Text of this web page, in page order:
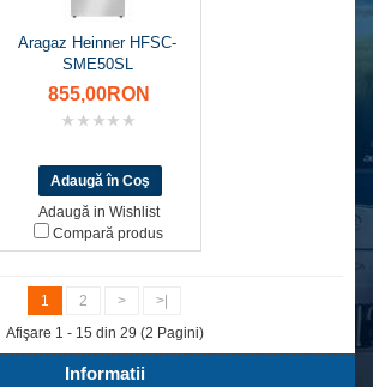
Aragaz Heinner HFSC-
SME50SL
855,00RON
Adaugă in Wishlist
Compară produs
1 2 >
>|
Afişare 1 - 15 din 29 (2 Pagini)
Informatii